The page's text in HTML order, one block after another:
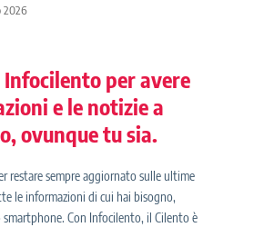
2026
per avere
e le notizie a
ovunque tu sia.
restare sempre aggiornato sulle ultime
le informazioni di cui hai bisogno,
Con Infocilento, il Cilento è